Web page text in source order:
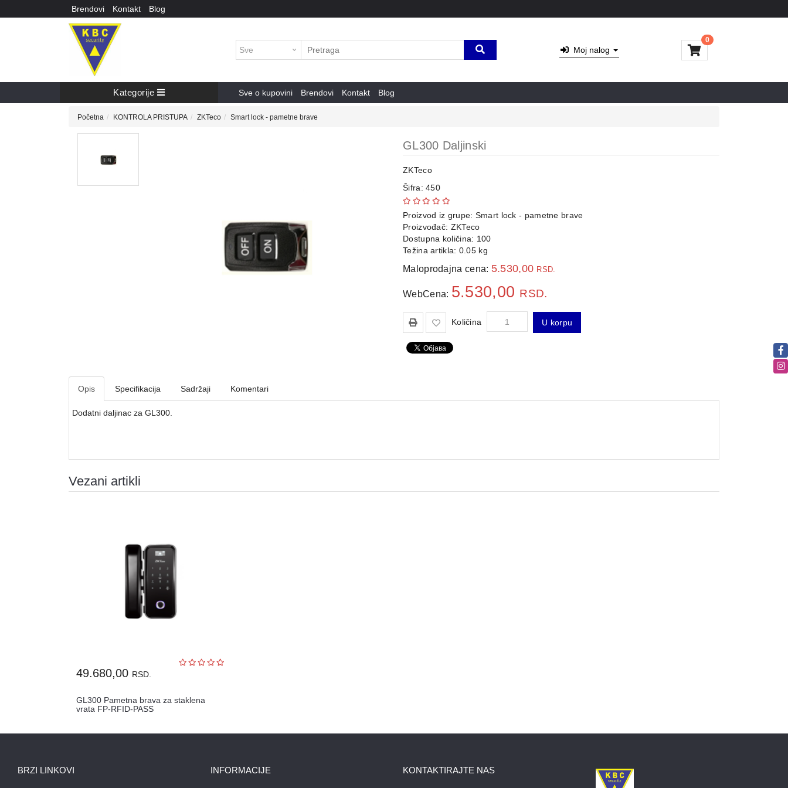
Brendovi Kontakt Blog
Moj nalog
0
Kategorije Sve o kupovini Brendovi Kontakt Blog
Početna KONTROLA PRISTUPA ZKTeco Smart lock - pametne brave
GL300 Daljinski
ZKTeco
Šifra: 450
Proizvod iz grupe: Smart lock - pametne brave
Proizvođač: ZKTeco
Dostupna količina: 100
Težina artikla: 0.05 kg
Maloprodajna cena: 5.530,00 RSD.
WebCena: 5.530,00 RSD.
Količina U korpu
Opis Specifikacija Sadržaji Komentari
Dodatni daljinac za GL300.
Vezani artikli
49.680,00 RSD.
GL300 Pametna brava za staklena
vrata FP-RFID-PASS
BRZI LINKOVI INFORMACIJE KONTAKTIRAJTE NAS